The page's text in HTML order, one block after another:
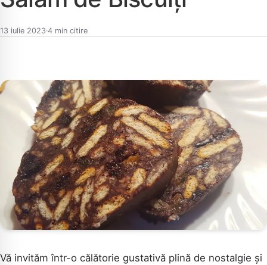
13 iulie 2023 4 min citire
Vă invităm într-o călătorie gustativă plină de nostalgie și